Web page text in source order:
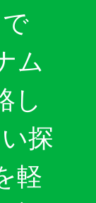
ム
し
探
軽